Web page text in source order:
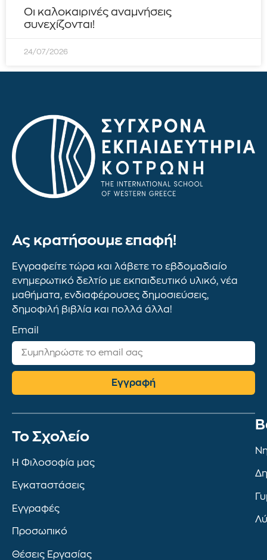
Οι καλοκαιρινές αναμνήσεις
συνεχίζονται!
24/07/2026
Ας κρατήσουμε επαφή!
Εγγραφείτε τώρα και λάβετε το εβδομαδιαίο
ενημερωτικό δελτίο με εκπαιδευτικό υλικό, νέα
μαθήματα, ενδιαφέρουσες δημοσιεύσεις,
δημοφιλή βιβλία και πολλά άλλα!
Email
Εγγραφή
To Σχολείο
Η Φιλοσοφία μας
Εγκαταστάσεις
Εγγραφές
Προσωπικό
Θέσεις Εργασίας